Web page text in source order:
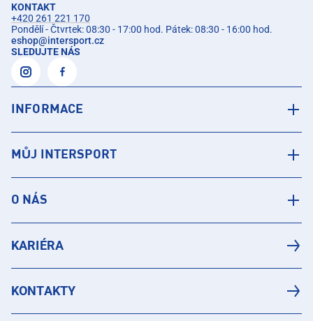
KONTAKT
+420 261 221 170
Pondělí - Čtvrtek: 08:30 - 17:00 hod. Pátek: 08:30 - 16:00 hod.
eshop@intersport.cz
SLEDUJTE NÁS
INFORMACE
MŮJ INTERSPORT
O NÁS
KARIÉRA
KONTAKTY